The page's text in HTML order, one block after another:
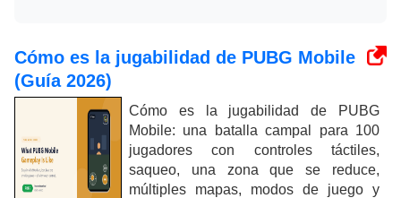
Cómo es la jugabilidad de PUBG Mobile
(Guía 2026)
Cómo es la jugabilidad de PUBG
Mobile: una batalla campal para 100
jugadores con controles táctiles,
saqueo, una zona que se reduce,
múltiples mapas, modos de juego y